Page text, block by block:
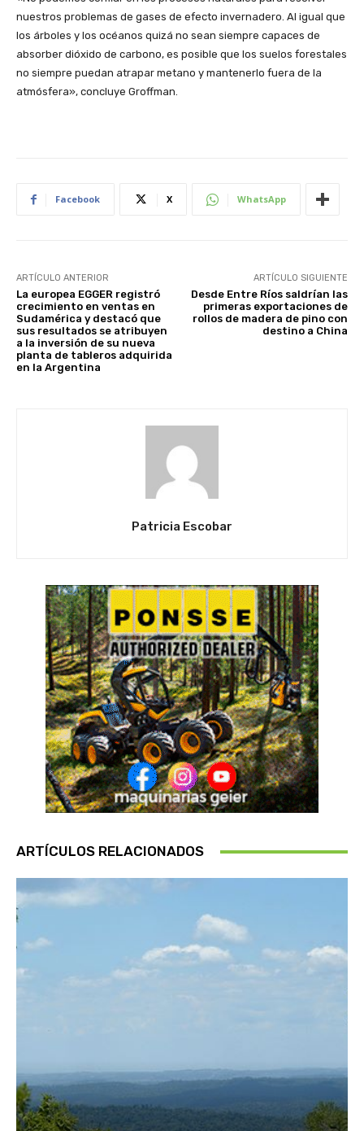
nuestros problemas de gases de efecto invernadero. Al igual que
los árboles y los océanos quizá no sean siempre capaces de
absorber dióxido de carbono, es posible que los suelos forestales
no siempre puedan atrapar metano y mantenerlo fuera de la
atmósfera», concluye Groffman.
Facebook X WhatsApp
ARTÍCULO ANTERIOR
La europea EGGER registró
crecimiento en ventas en
Sudamérica y destacó que
sus resultados se atribuyen
a la inversión de su nueva
planta de tableros adquirida
en la Argentina
ARTÍCULO SIGUIENTE
Desde Entre Ríos saldrían las
primeras exportaciones de
rollos de madera de pino con
destino a China
Patricia Escobar
ARTÍCULOS RELACIONADOS